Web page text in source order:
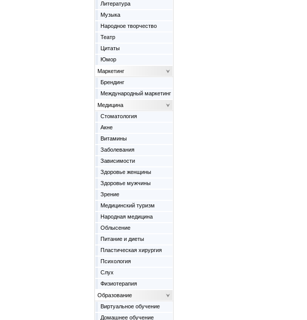
Литература
Музыка
Народное творчество
Театр
Цитаты
Юмор
Маркетинг
Брендинг
Международный маркетинг
Медицина
Cтоматология
Акне
Витамины
Заболевания
Зависимости
Здоровье женщины
Здоровье мужчины
Зрение
Медицинский туризм
Народная медицина
Облысение
Питание и диеты
Пластическая хирургия
Психология
Слух
Физиотерапия
Образование
Виртуальное обучение
Домашнее обучение